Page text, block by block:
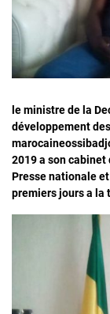
le ministre de la
développement
2019 a son cabinet
Presse nationale
premiers jours a la